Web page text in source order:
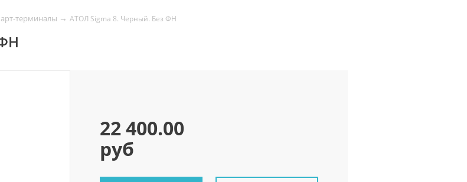
терминалы → АТОЛ Sigma 8. Черный. Без ФН
22 400.00
руб